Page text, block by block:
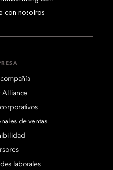
con nosotros
compañía
Alliance
de ventas
laborales